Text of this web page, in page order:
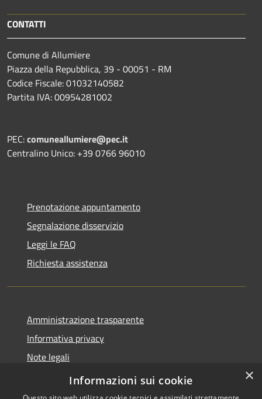
CONTATTI
Comune di Allumiere
Piazza della Repubblica, 39 - 00051 - RM
Codice Fiscale: 01032140582
Partita IVA: 00954281002
PEC:comuneallumiere@pec.it
Centralino Unico: +39 0766 96010
Prenotazione appuntamento
Segnalazione disservizio
Leggi le FAQ
Richiesta assistenza
Amministrazione trasparente
Informativa privacy
Note legali
Dichiarazione di accessibilità
×
Informazioni sui cookie